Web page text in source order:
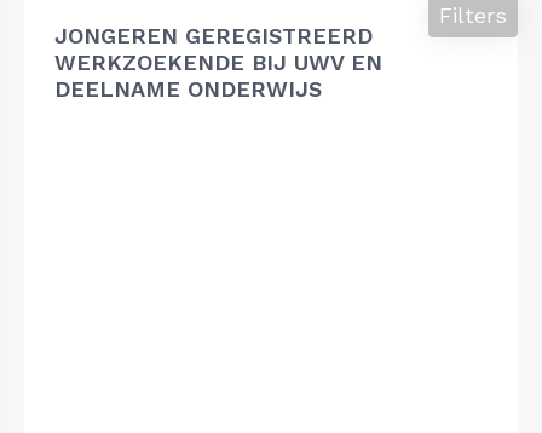
JONGEREN GEREGISTREERD
WERKZOEKENDE BIJ UWV EN
DEELNAME ONDERWIJS
Filters